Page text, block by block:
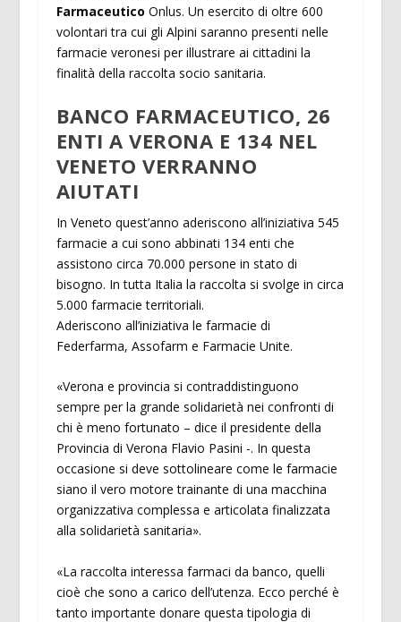
Farmaceutico Onlus. Un esercito di oltre 600
volontari tra cui gli Alpini saranno presenti nelle
farmacie veronesi per illustrare ai cittadini la
finalità della raccolta socio sanitaria.
BANCO FARMACEUTICO, 26
ENTI A VERONA E 134 NEL
VENETO VERRANNO
AIUTATI
In Veneto quest’anno aderiscono all’iniziativa 545
farmacie a cui sono abbinati 134 enti che
assistono circa 70.000 persone in stato di
bisogno. In tutta Italia la raccolta si svolge in circa
5.000 farmacie territoriali.
Aderiscono all’iniziativa le farmacie di
Federfarma, Assofarm e Farmacie Unite.
«Verona e provincia si contraddistinguono
sempre per la grande solidarietà nei confronti di
chi è meno fortunato – dice il presidente della
Provincia di Verona Flavio Pasini -. In questa
occasione si deve sottolineare come le farmacie
siano il vero motore trainante di una macchina
organizzativa complessa e articolata finalizzata
alla solidarietà sanitaria».
«La raccolta interessa farmaci da banco, quelli
cioè che sono a carico dell’utenza. Ecco perché è
tanto importante donare questa tipologia di